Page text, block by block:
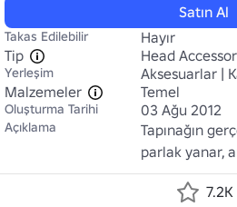
Satın Al
Takas Edilebilir
Hayır
Tip
Head
Yerleşim
Aksesuarlar |
Malzemeler
Temel
Oluşturma Tarihi 03 Ağu 2012
Açıklama
Tapınağın
parlak yanar,
7.2K